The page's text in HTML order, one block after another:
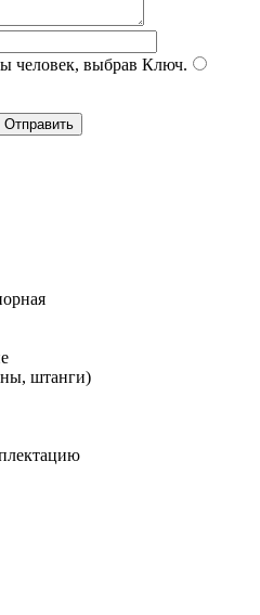
человек, выбрав Ключ.
штанги)